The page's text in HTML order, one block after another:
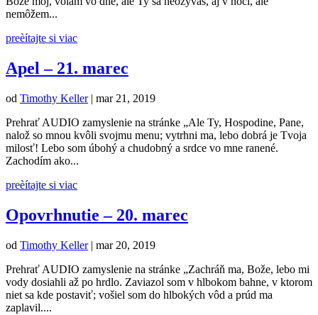
nemôžem...
preèítajte si viac
Apel – 21. marec
od Timothy Keller| mar 21, 2019
Prehrať AUDIO zamyslenie na stránke „Ale Ty, Hospodine, Pane,
nalož so mnou kvôli svojmu menu; vytrhni ma, lebo dobrá je Tvoja
milosť! Lebo som úbohý a chudobný a srdce vo mne ranené.
Zachodím ako...
preèítajte si viac
Opovrhnutie – 20. marec
od Timothy Keller| mar 20, 2019
Prehrať AUDIO zamyslenie na stránke „Zachráň ma, Bože, lebo mi
vody dosiahli až po hrdlo. Zaviazol som v hlbokom bahne, v ktorom
niet sa kde postaviť; vošiel som do hlbokých vôd a prúd ma
zaplavil....